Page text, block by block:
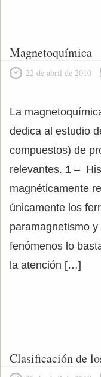
Magnetoquímica
22 de abril de 2010
La
dedica al estudio
compuestos) de
relevantes. 1 –
magnéticamente
únicamente los
paramagnetismo
fenómenos lo
la atención […]
Clasificación de